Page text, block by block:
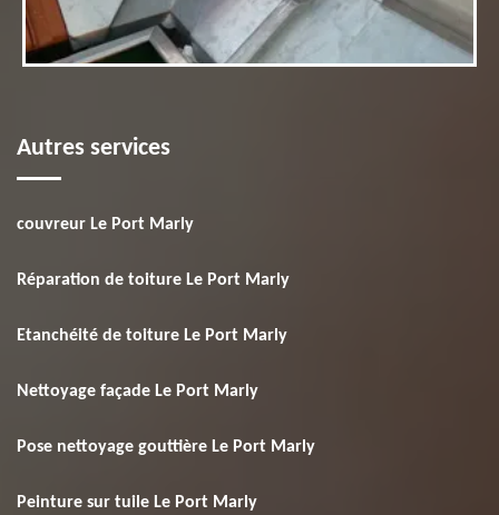
Autres services
couvreur Le Port Marly
Réparation de toiture Le Port Marly
Etanchéité de toiture Le Port Marly
Nettoyage façade Le Port Marly
Pose nettoyage gouttière Le Port Marly
Peinture sur tuile Le Port Marly